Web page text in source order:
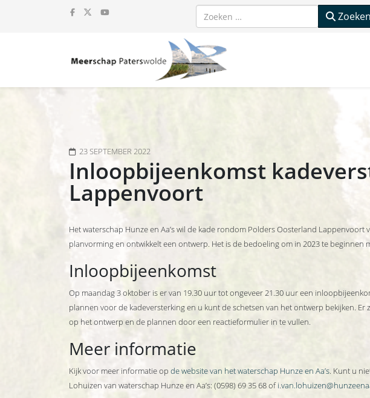
Zoeken Zoeken
23 SEPTEMBER 2022
Inloopbijeenkomst
Lappenvoort
Het waterschap Hunze en Aa’s wil de kade rondom Polders Oosterland
planvorming en ontwikkelt een ontwerp. Het is de bedoeling om in 2023 te beginnen
Inloopbijeenkomst
Op maandag 3 oktober is er van 19.30 uur tot ongeveer 21.30 uur een
plannen voor de kadeversterking en u kunt de schetsen van het ontwerp bekijken.
op het ontwerp en de plannen door een reactieformulier in te vullen.
Meer informatie
Kijk voor meer informatie op de website van het waterschap Hunze en Aa’s. Kunt u
Lohuizen van waterschap Hunze en Aa’s: (0598) 69 35 68 of